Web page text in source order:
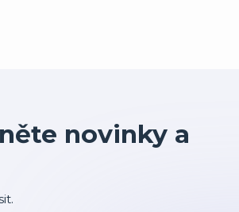
novinky a